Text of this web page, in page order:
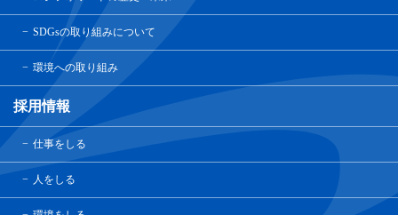
SDGsの取り組みについて
環境への取り組み
採用情報
仕事をしる
人をしる